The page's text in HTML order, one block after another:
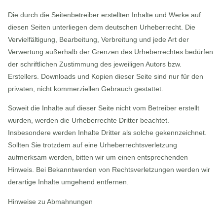
Die durch die Seitenbetreiber erstellten Inhalte und Werke auf
diesen Seiten unterliegen dem deutschen Urheberrecht. Die
Vervielfältigung, Bearbeitung, Verbreitung und jede Art der
Verwertung außerhalb der Grenzen des Urheberrechtes bedürfen
der schriftlichen Zustimmung des jeweiligen Autors bzw.
Erstellers. Downloads und Kopien dieser Seite sind nur für den
privaten, nicht kommerziellen Gebrauch gestattet.
Soweit die Inhalte auf dieser Seite nicht vom Betreiber erstellt
wurden, werden die Urheberrechte Dritter beachtet.
Insbesondere werden Inhalte Dritter als solche gekennzeichnet.
Sollten Sie trotzdem auf eine Urheberrechtsverletzung
aufmerksam werden, bitten wir um einen entsprechenden
Hinweis. Bei Bekanntwerden von Rechtsverletzungen werden wir
derartige Inhalte umgehend entfernen.
Hinweise zu Abmahnungen